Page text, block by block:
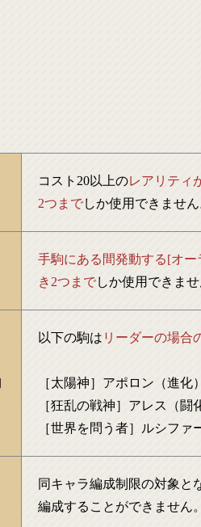
コスト20以上のレアリティ
2つまでしか使用できませ
手駒にある間発動する[オ
き2つまでしか使用できま
以下の駒は リーダーの場合
［太陽神］アポロン（進化
［狂乱の戦神］アレス（闘
［世界を問う者］ルシファ
同キャラ編成制限の対象と
編成することができません